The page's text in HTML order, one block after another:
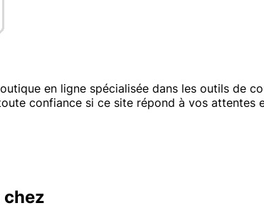
en ligne spécialisée dans les outils de
confiance si ce site répond à vos attentes
chez